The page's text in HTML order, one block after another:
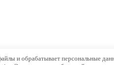
и обрабатывает персональные